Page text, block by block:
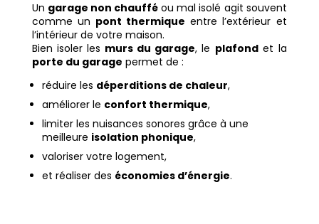
Un garage non chaufféou mal isolé agit souvent
comme un pont thermique entre l’extérieur et
l’intérieur de votre maison.
Bien isoler les murs du garage, le plafondet la
porte du garage permet de :
réduire les déperditions de chaleur,
améliorer le confort thermique,
limiter les nuisances sonores grâce à une
meilleure isolation phonique,
valoriser votre logement,
et réaliser des économies d’énergie.